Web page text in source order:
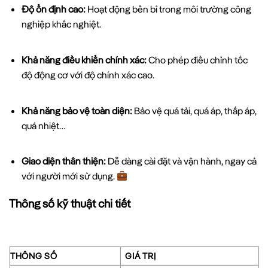
Độ ổn định cao:Hoạt động bền bỉ trong môi trường công
nghiệp khắc nghiệt.
Khả năng điều khiển chính xác:Cho phép điều chỉnh tốc
độ động cơ với độ chính xác cao.
Khả năng bảo vệ toàn diện:Bảo vệ quá tải, quá áp, thấp áp,
quá nhiệt…
Giao diện thân thiện:Dễ dàng cài đặt và vận hành, ngay cả
với người mới sử dụng.
Thông số kỹ thuật chi tiết
THÔNG SỐ
GIÁ TRỊ